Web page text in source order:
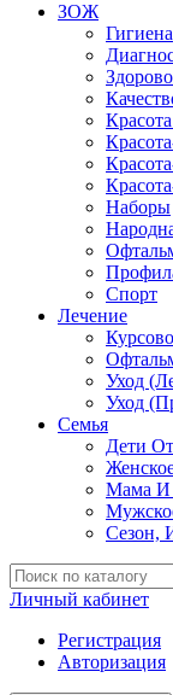
ЗОЖ
Гигиена
Наборы
Спорт
Лечение
Уход
Уход
Семья
Дети
Мама
Сезон,
Личный кабинет
Регистрация
Авторизация